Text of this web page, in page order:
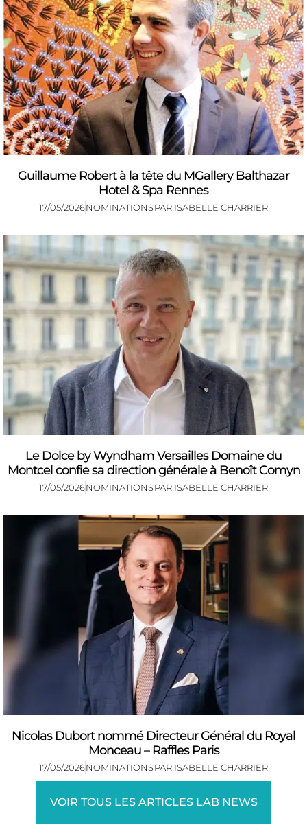
Guillaume Robert à la tête du MGallery Balthazar
Hotel & Spa Rennes
17/05/2026NOMINATIONSPAR ISABELLE CHARRIER
Le Dolce by Wyndham Versailles Domaine du
Montcel confie sa direction générale à Benoît Comyn
17/05/2026NOMINATIONSPAR ISABELLE CHARRIER
Nicolas Dubort nommé Directeur Général du Royal
Monceau – Raffles Paris
17/05/2026NOMINATIONSPAR ISABELLE CHARRIER
VOIR TOUS LES ARTICLES LAB NEWS